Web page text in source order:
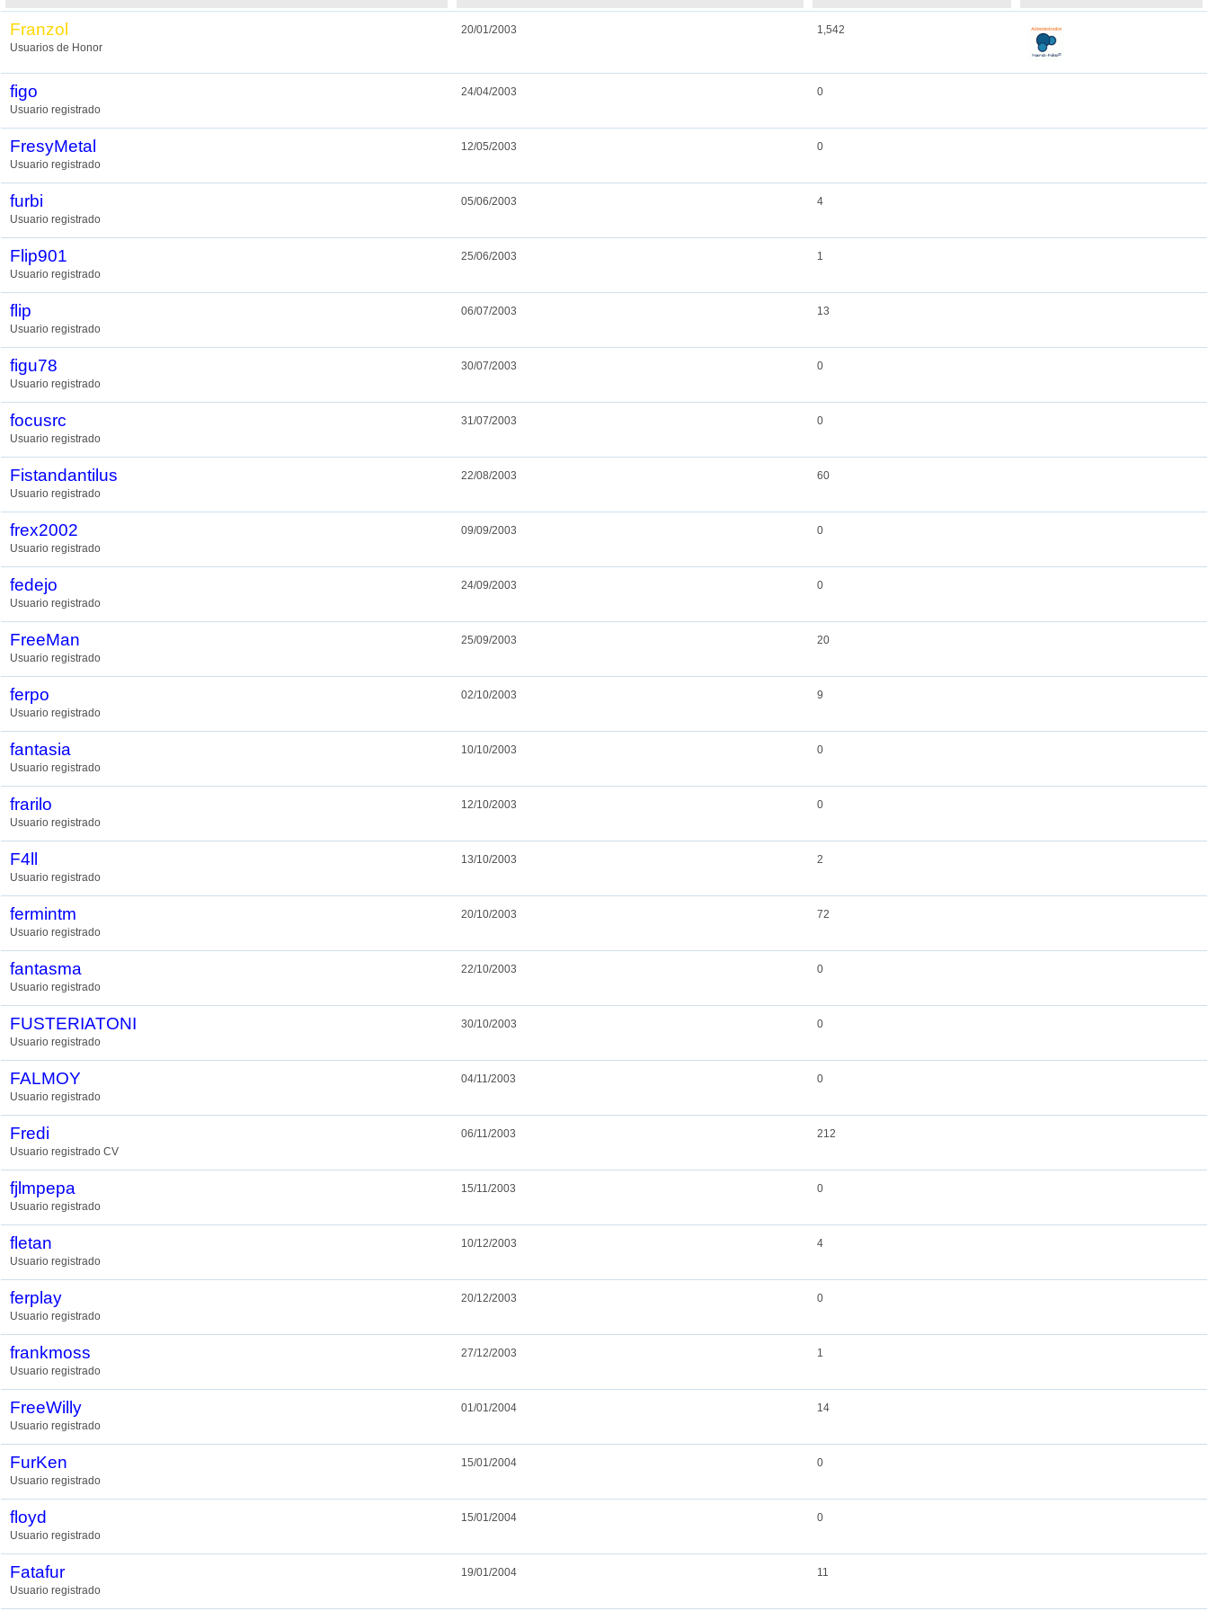
Franzol
Usuarios de Honor
20/01/2003 1,542
figo
Usuario registrado
24/04/2003 0
FresyMetal
Usuario registrado
12/05/2003 0
furbi
Usuario registrado
05/06/2003 4
Flip901
Usuario registrado
25/06/2003 1
flip
Usuario registrado
06/07/2003 13
figu78
Usuario registrado
30/07/2003 0
focusrc
Usuario registrado
31/07/2003 0
Fistandantilus
Usuario registrado
22/08/2003 60
frex2002
Usuario registrado
09/09/2003 0
fedejo
Usuario registrado
24/09/2003 0
FreeMan
Usuario registrado
25/09/2003 20
ferpo
Usuario registrado
02/10/2003 9
fantasia
Usuario registrado
10/10/2003 0
frarilo
Usuario registrado
12/10/2003 0
F4ll
Usuario registrado
13/10/2003 2
fermintm
Usuario registrado
20/10/2003 72
fantasma
Usuario registrado
22/10/2003 0
FUSTERIATONI
Usuario registrado
30/10/2003 0
FALMOY
Usuario registrado
04/11/2003 0
Fredi
Usuario registrado CV
06/11/2003 212
fjlmpepa
Usuario registrado
15/11/2003 0
fletan
Usuario registrado
10/12/2003 4
ferplay
Usuario registrado
20/12/2003 0
frankmoss
Usuario registrado
27/12/2003 1
FreeWilly
Usuario registrado
01/01/2004 14
FurKen
Usuario registrado
15/01/2004 0
floyd
Usuario registrado
15/01/2004 0
Fatafur
Usuario registrado
19/01/2004 11